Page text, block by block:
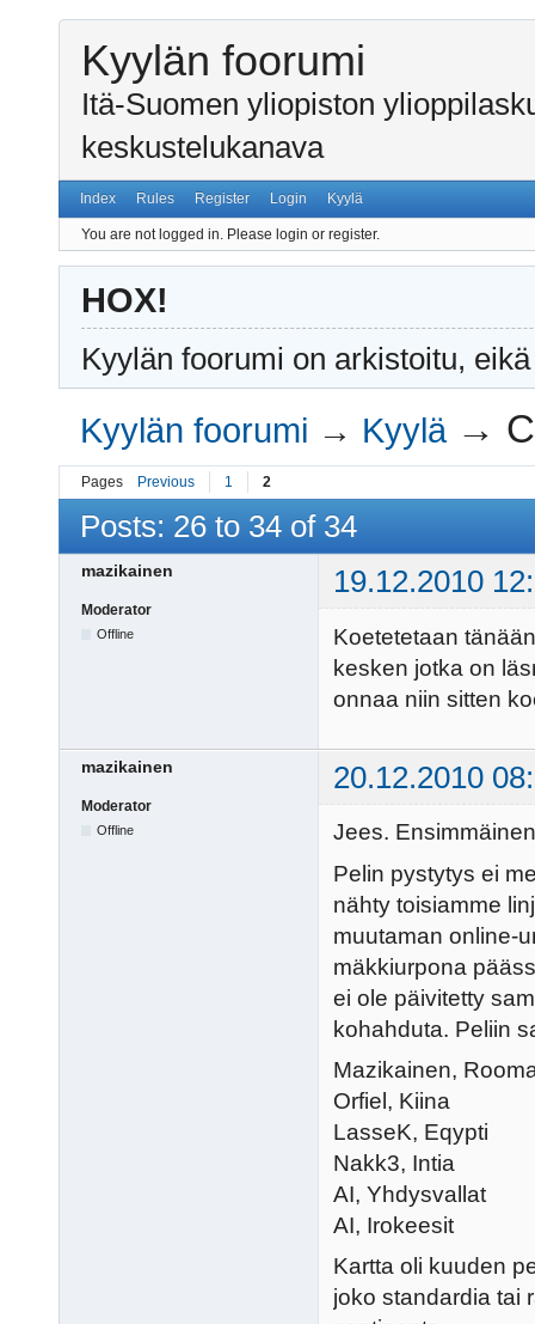
Kyylän foorumi
Itä-Suomen yliopiston
keskustelukanava
Index Rules Register Login Kyylä
You are not logged in. Please login or register.
HOX!
Kyylän foorumi on arkistoitu,
Kyylän foorumi → Kyylä →
Pages Previous 1 2
Posts: 26 to 34 of 34
mazikainen 19.12.2010
Moderator
Offline
Koetetetaan
kesken jotka on
onnaa niin sitten
mazikainen 20.12.2010
Moderator
Offline
Jees.
Pelin pystytys ei
nähty toisiamme
muutaman online-
mäkkiurpona
ei ole päivitetty
kohahduta. Peliin
Mazikainen,
Orfiel, Kiina
LasseK, Eqypti
Nakk3, Intia
AI, Yhdysvallat
AI, Irokeesit
Kartta oli kuuden
joko standardia tai